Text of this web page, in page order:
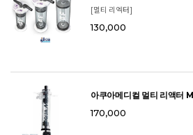
[멀티 리엑터]
130,000
아쿠아메디컬 멀티 리액터 M
170,000